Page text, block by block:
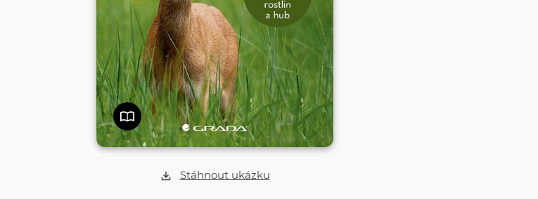
Stáhnout ukázku